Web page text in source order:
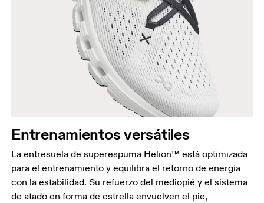
Entrenamientos versátiles
La entresuela de superespuma Helion™ está optimizada
para el entrenamiento y equilibra el retorno de energía
con la estabilidad. Su refuerzo del mediopié y el sistema
de atado en forma de estrella envuelven el pie,